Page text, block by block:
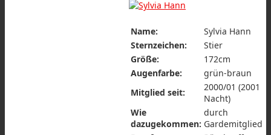
Name:
Sylvia Hann
Sternzeichen:
Stier
Größe:
172cm
Augenfarbe:
grün-braun
Mitglied seit:
2000/01 (2001
Nacht)
Wie
dazugekommen:
durch
Gardemitglied